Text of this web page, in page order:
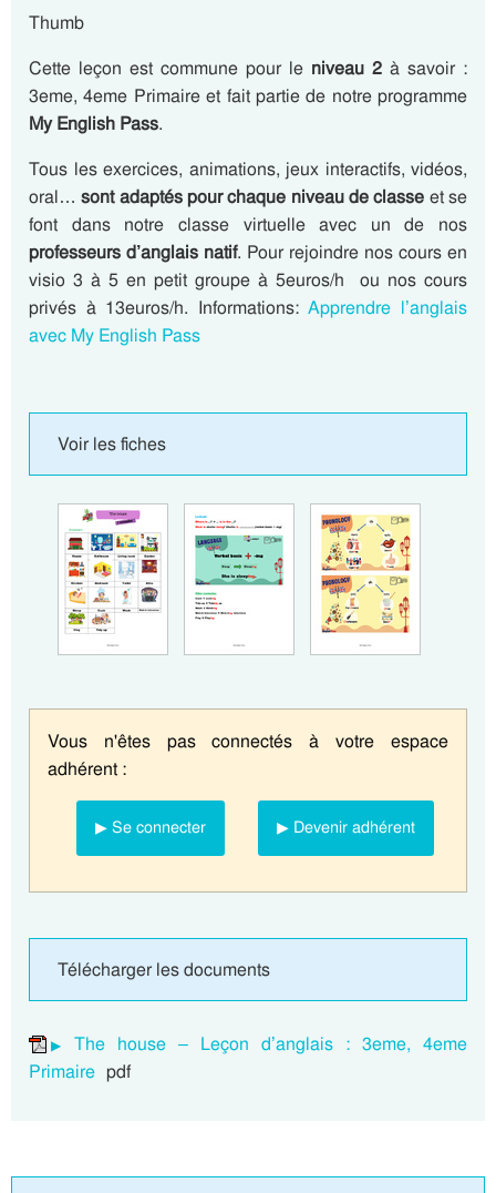
Thumb
Cette leçon est commune pour le niveau 2 à savoir :
3eme, 4eme Primaire et fait partie de notre programme
My English Pass.
Tous les exercices, animations, jeux interactifs, vidéos,
oral…sont adaptés pour chaque niveau de classe et se
font dans notre classe virtuelle avec un de nos
professeurs d’anglais natif. Pour rejoindre nos cours en
visio 3 à 5 en petit groupe à 5euros/h ou nos cours
privés à 13euros/h. Informations:Apprendre l’anglais
avec My English Pass
Voir les fiches
Vous n'êtes pas connectés à votre espace
adhérent :
▶ Se connecter ▶ Devenir adhérent
Télécharger les documents
The house – Leçon d’anglais : 3eme, 4eme
Primaire pdf